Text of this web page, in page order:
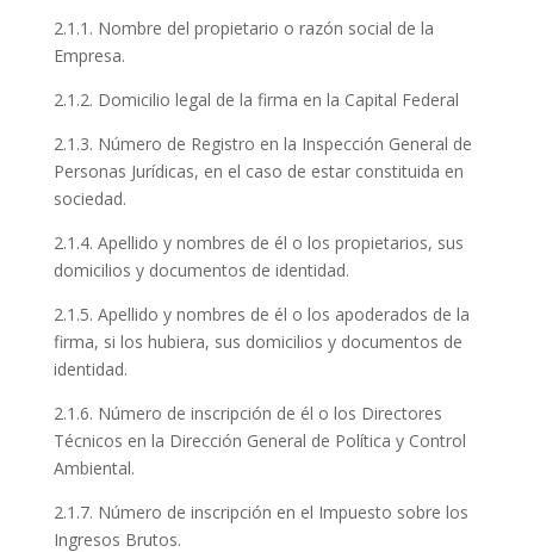
2.1.1. Nombre del propietario o razón social de la
Empresa.
2.1.2. Domicilio legal de la firma en la Capital Federal
2.1.3. Número de Registro en la Inspección General de
Personas Jurídicas, en el caso de estar constituida en
sociedad.
2.1.4. Apellido y nombres de él o los propietarios, sus
domicilios y documentos de identidad.
2.1.5. Apellido y nombres de él o los apoderados de la
firma, si los hubiera, sus domicilios y documentos de
identidad.
2.1.6. Número de inscripción de él o los Directores
Técnicos en la Dirección General de Política y Control
Ambiental.
2.1.7. Número de inscripción en el Impuesto sobre los
Ingresos Brutos.